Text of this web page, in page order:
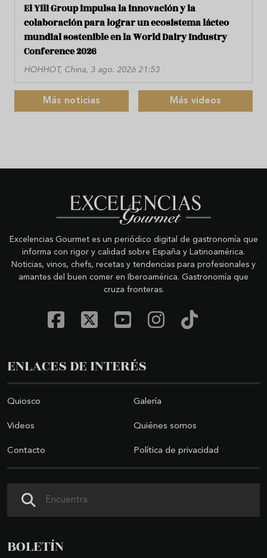
El Yili Group impulsa la innovación y la
colaboración para lograr un ecosistema lácteo
mundial sostenible en la World Dairy Industry
Conference 2026
HOHHOT, China, 3 ago. 2026 21:53
Más noticias Más videos
Excelencias Gourmet es un periódico digital de gastronomía que
informa con rigor y calidad sobre España y Latinoamérica.
Noticias, vinos, chefs, recetas y tendencias para profesionales y
amantes del buen comer en Iberoamérica. Gastronomía que
cruza fronteras.
ENLACES DE INTERÉS
Quiosco Galería
Videos Quiénes somos
Contacto Política de privacidad
BOLETÍN